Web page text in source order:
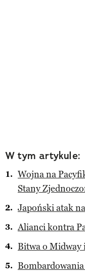
W tym artykule:
Wojna na
Stany
Japoński atak
Alianci kontra
Bitwa o Midway